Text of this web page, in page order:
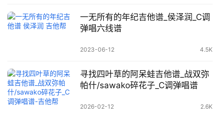
一无所有的年纪吉他谱_侯泽润_C调
弹唱六线谱
2023-06-12 4.5K
寻找四叶草的阿呆蛙吉他谱_战双弥
帕什/sawako碎花子_C调弹唱谱
2026-02-12 2.6K